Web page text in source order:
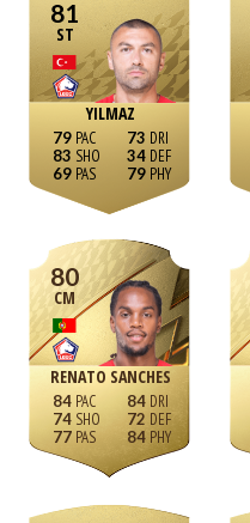
81
ST
YILMAZ
79
83
69
73
34
79
80
CM
RENATO SANCHES
84
74
77
84
72
84